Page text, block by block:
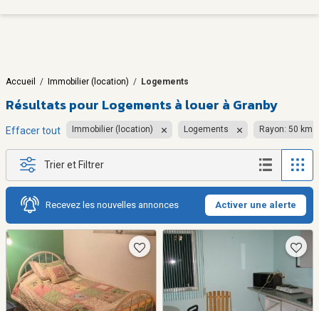
Accueil / Immobilier (location) / Logements
Résultats pour Logements à louer à Granby
Effacer tout Immobilier (location) Logements Rayon: 50 km
Trier et Filtrer
Recevez les nouvelles annonces Activer une alerte